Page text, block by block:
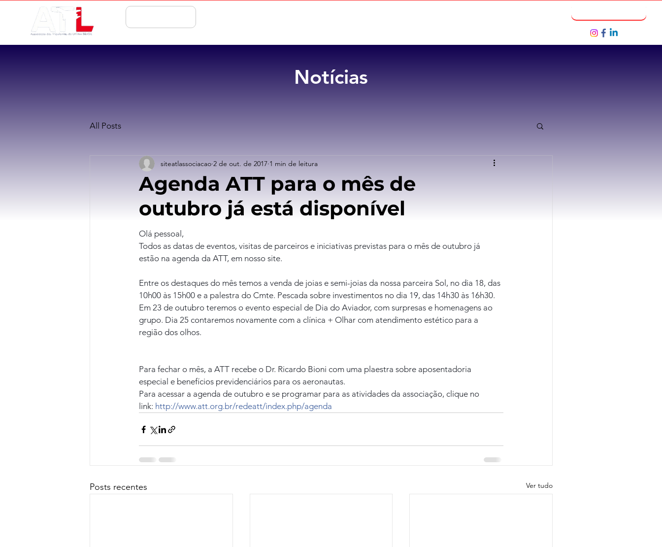
Notícias
All Posts
Agenda ATT para o mês de
outubro já está disponível
siteatlassociacao 2 de out. de 2017 1 min de leitura
Olá pessoal,
Todos as datas de eventos, visitas de parceiros e iniciativas previstas para o mês de outubro já
estão na agenda da ATT, em nosso site.
Entre os destaques do mês temos a venda de joias e semi-joias da nossa parceira Sol, no dia 18, das
10h00 às 15h00 e a palestra do Cmte. Pescada sobre investimentos no dia 19, das 14h30 às 16h30.
Em 23 de outubro teremos o evento especial de Dia do Aviador, com surpresas e homenagens ao
grupo. Dia 25 contaremos novamente com a clínica + Olhar com atendimento estético para a
região dos olhos.
Para fechar o mês, a ATT recebe o Dr. Ricardo Bioni com uma plaestra sobre aposentadoria
especial e benefícios previdenciários para os aeronautas.
Para acessar a agenda de outubro e se programar para as atividades da associação, clique no
link: http://www.att.org.br/redeatt/index.php/agenda
Posts recentes Ver tudo